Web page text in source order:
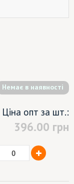
Немає в наявності
Ціна опт за шт.:
396.00 грн